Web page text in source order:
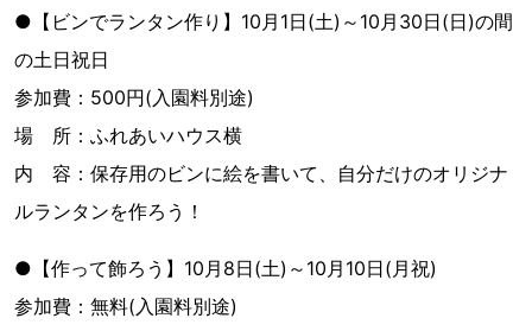
●【ビンでランタン作り】10月1日(土)～10月30日(日)の間
の土日祝日
参加費：500円(入園料別途)
場 所：ふれあいハウス横
内 容：保存用のビンに絵を書いて、自分だけのオリジナ
ルランタンを作ろう！
●【作って飾ろう】10月8日(土)～10月10日(月祝)
参加費：無料(入園料別途)